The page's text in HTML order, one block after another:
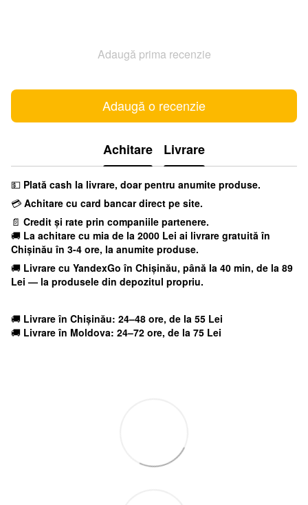
Adaugă prima recenzie
Adaugă o recenzie
Achitare Livrare
💵 Plată cash la livrare, doar pentru anumite produse.
💳 Achitare cu card bancar direct pe site.
📄 Credit și rate prin companiile partenere.
🚚 La achitare cu mia de la 2000 Lei ai livrare gratuită în
Chișinău în 3-4 ore, la anumite produse.
🚚 Livrare cu YandexGo în Chișinău, până la 40 min, de la 89
Lei — la produsele din depozitul propriu.
🚚 Livrare în Chișinău: 24–48 ore, de la 55 Lei
🚚 Livrare în Moldova: 24–72 ore, de la 75 Lei